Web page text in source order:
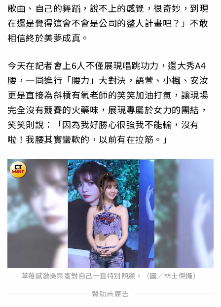
歌曲、自己的舞蹈，說不上的感覺，很奇妙，到現
在還是覺得這會不會是公司的整人計畫吧？」不敢
相信終於美夢成真。
今天在記者會上6人不僅展現唱跳功力，還大秀A4
腰，一同進行「腰力」大對決，語萱、小楓、安汝
更是直接為斜槓有氧老師的笑笑加油打氣，讓現場
完全沒有競賽的火藥味，展現專屬於女力的團結，
笑笑則說：「因為我好勝心很強我不能輸，沒有
啦！我腰其實蠻軟的，以前有在拉筋。」
草莓感激吳宗憲對自己一直特別照顧。（圖／林士傑攝）